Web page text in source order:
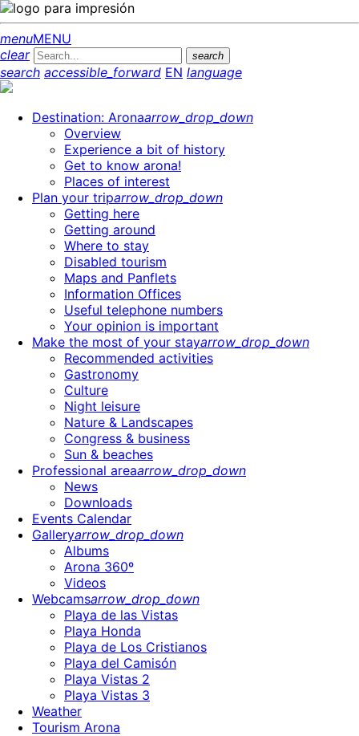
menuMENU
clear
search
search accessible_forward EN language
Destination: Aronaarrow_drop_down
Overview
Experience a bit of history
Get to know arona!
Places of interest
Plan your triparrow_drop_down
Getting here
Getting around
Where to stay
Disabled tourism
Maps and Panflets
Information Offices
Useful telephone numbers
Your opinion is important
Make the most of your stayarrow_drop_down
Recommended activities
Gastronomy
Culture
Night leisure
Nature & Landscapes
Congress & business
Sun & beaches
Professional areaarrow_drop_down
News
Downloads
Events Calendar
Galleryarrow_drop_down
Albums
Arona 360º
Videos
Webcamsarrow_drop_down
Playa de las Vistas
Playa Honda
Playa de Los Cristianos
Playa del Camisón
Playa Vistas 2
Playa Vistas 3
Weather
Tourism Arona